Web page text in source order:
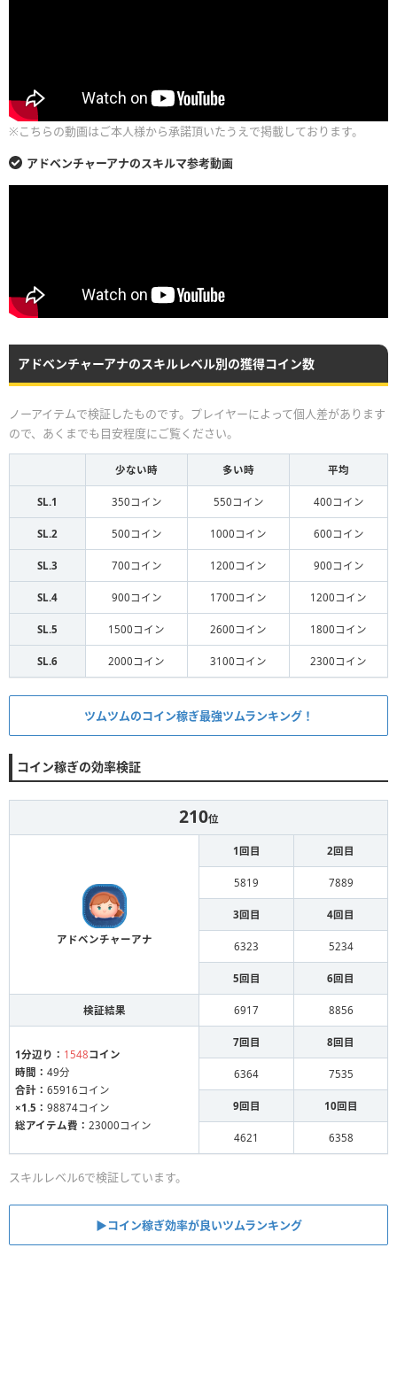
※こちらの動画はご本人様から承諾頂いたうえで掲載しております。
アドベンチャーアナのスキルマ参考動画
アドベンチャーアナのスキルレベル別の獲得コイン数
ノーアイテムで検証したものです。プレイヤーによって個人差があります
ので、あくまでも目安程度にご覧ください。
少ない時 多い時 平均
SL.1 350コイン 550コイン 400コイン
SL.2 500コイン 1000コイン 600コイン
SL.3 700コイン 1200コイン 900コイン
SL.4 900コイン 1700コイン 1200コイン
SL.5 1500コイン 2600コイン 1800コイン
SL.6 2000コイン 3100コイン 2300コイン
ツムツムのコイン稼ぎ最強ツムランキング！
コイン稼ぎの効率検証
210位
アドベンチャーアナ
1回目 2回目
5819 7889
3回目 4回目
6323 5234
5回目 6回目
検証結果 6917 8856
1分辺り： 1548コイン
時間： 49分
合計： 65916コイン
×1.5： 98874コイン
総アイテム費： 23000コイン
7回目 8回目
6364 7535
9回目 10回目
4621 6358
スキルレベル6で検証しています。
▶︎コイン稼ぎ効率が良いツムランキング